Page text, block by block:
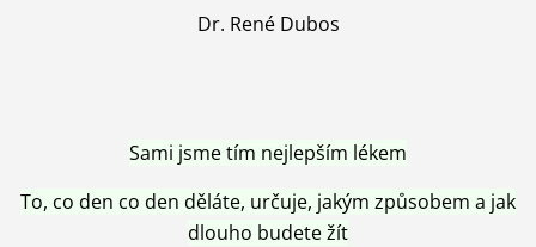
Dr. René Dubos
Sami jsme tím nejlepším lékem
To, co den co den děláte, určuje, jakým způsobem a jak
dlouho budete žít